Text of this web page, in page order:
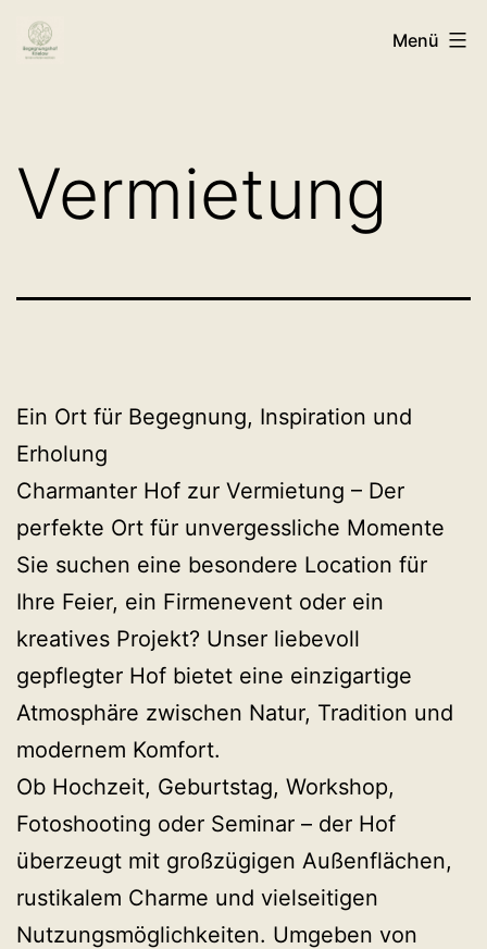
Zum
Inhalt
Menü
Vermietung
Ein Ort für Begegnung, Inspiration und
Erholung
Charmanter Hof zur Vermietung – Der
perfekte Ort für unvergessliche Momente
Sie suchen eine besondere Location für
Ihre Feier, ein Firmenevent oder ein
kreatives Projekt? Unser liebevoll
gepflegter Hof bietet eine einzigartige
Atmosphäre zwischen Natur, Tradition und
modernem Komfort.
Ob Hochzeit, Geburtstag, Workshop,
Fotoshooting oder Seminar – der Hof
überzeugt mit großzügigen Außenflächen,
rustikalem Charme und vielseitigen
Nutzungsmöglichkeiten. Umgeben von